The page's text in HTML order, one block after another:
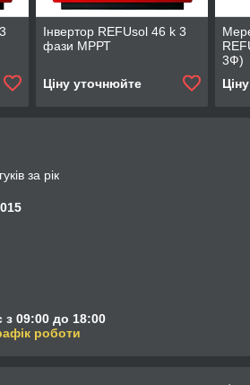
Інвертор REFUsol 46 k 3
фази МРРТ
Ціну уточнюйте
3Ф)
за рік
з 09:00 до 18:00
роботи